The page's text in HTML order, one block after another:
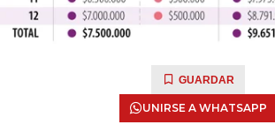
GUARDAR
UNIRSE A WHATSAPP